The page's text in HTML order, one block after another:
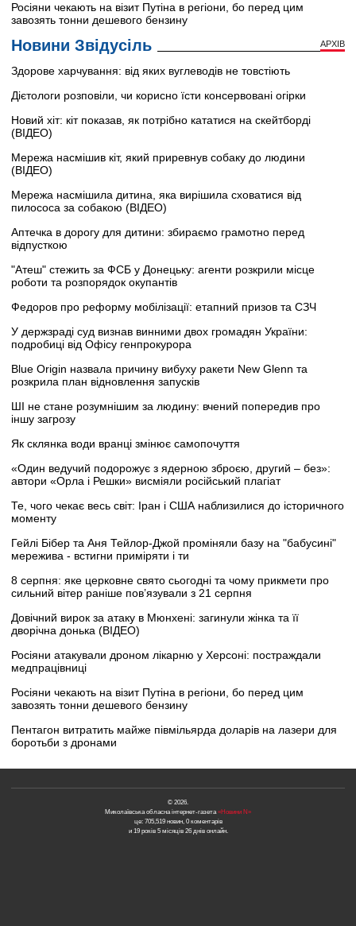
Росіяни чекають на візит Путіна в регіони, бо перед цим
завозять тонни дешевого бензину
Новини Звідусіль АРХІВ
Здорове харчування: від яких вуглеводів не товстіють
Дієтологи розповіли, чи корисно їсти консервовані огірки
Новий хіт: кіт показав, як потрібно кататися на скейтборді
(ВІДЕО)
Мережа насмішив кіт, який приревнув собаку до людини
(ВІДЕО)
Мережа насмішила дитина, яка вирішила сховатися від
пилососа за собакою (ВІДЕО)
Аптечка в дорогу для дитини: збираємо грамотно перед
відпусткою
"Атеш" стежить за ФСБ у Донецьку: агенти розкрили місце
роботи та розпорядок окупантів
Федоров про реформу мобілізації: етапний призов та СЗЧ
У держзраді суд визнав винними двох громадян України:
подробиці від Офісу генпрокурора
Blue Origin назвала причину вибуху ракети New Glenn та
розкрила план відновлення запусків
ШІ не стане розумнішим за людину: вчений попередив про
іншу загрозу
Як склянка води вранці змінює самопочуття
«Один ведучий подорожує з ядерною зброєю, другий – без»:
автори «Орла і Решки» висміяли російський плагіат
Те, чого чекає весь світ: Іран і США наблизилися до історичного
моменту
Гейлі Бібер та Аня Тейлор-Джой проміняли базу на "бабусині"
мережива - встигни приміряти і ти
8 серпня: яке церковне свято сьогодні та чому прикмети про
сильний вітер раніше пов’язували з 21 серпня
Довічний вирок за атаку в Мюнхені: загинули жінка та її
дворічна донька (ВІДЕО)
Росіяни атакували дроном лікарню у Херсоні: постраждали
медпрацівниці
Росіяни чекають на візит Путіна в регіони, бо перед цим
завозять тонни дешевого бензину
Пентагон витратить майже півмільярда доларів на лазери для
боротьби з дронами
© 2026.
Миколаївська обласна інтернет-газета«Новини N»
це: 705,519 новин, 0 коментарів
и 19 років 5 місяців 26 днів онлайн.